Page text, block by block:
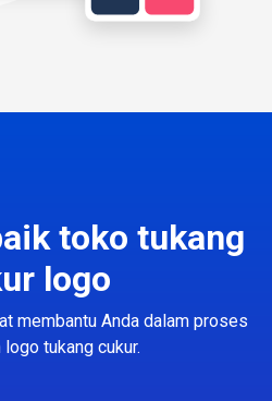
toko tukang
logo
membantu Anda dalam proses
tukang cukur.